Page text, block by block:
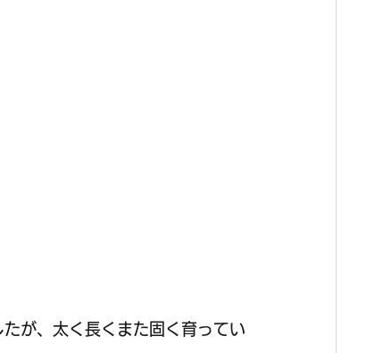
が、太く長くまた固く育ってい